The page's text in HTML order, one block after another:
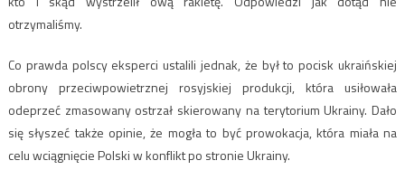
otrzymaliśmy.
Co prawda polscy eksperci ustalili jednak, że był to pocisk ukraińskiej
obrony przeciwpowietrznej rosyjskiej produkcji, która usiłowała
odeprzeć zmasowany ostrzał skierowany na terytorium Ukrainy. Dało
się słyszeć także opinie, że mogła to być prowokacja, która miała na
celu wciągnięcie Polski w konflikt po stronie Ukrainy.